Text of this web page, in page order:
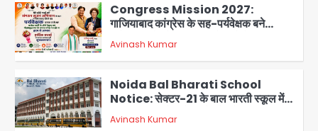
4
Congress Mission 2027:
गाजियाबाद कांग्रेस के सह-पर्यवेक्षक बने
सतेन्द्र शर्मा, गौतमबुद्धनगर नेताओं ने जताया
आभार
Avinash Kumar
5
Noida Bal Bharati School
Notice: सेक्टर-21 के बाल भारती स्कूल में
बिना खिड़की-वेंटिलेशन बेसमेंट में चल रही थी
8वीं की क्लास, NCPCR की शिकायत पर
Avinash Kumar